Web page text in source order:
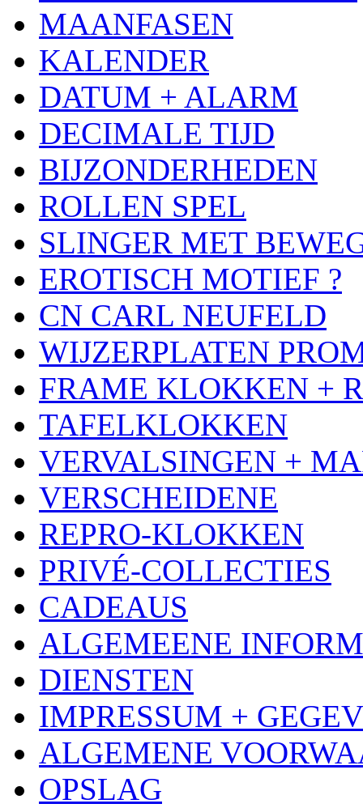
MAANFASEN
KALENDER
DATUM + ALARM
DECIMALE TIJD
BIJZONDERHEDEN
ROLLEN SPEL
SLINGER MET
EROTISCH MOTIEF ?
CN CARL NEUFELD
WIJZERPLATEN
FRAME KLOKKEN +
TAFELKLOKKEN
VERVALSINGEN +
VERSCHEIDENE
REPRO-KLOKKEN
PRIVÉ-COLLECTIES
CADEAUS
ALGEMEENE
DIENSTEN
IMPRESSUM +
ALGEMENE
OPSLAG